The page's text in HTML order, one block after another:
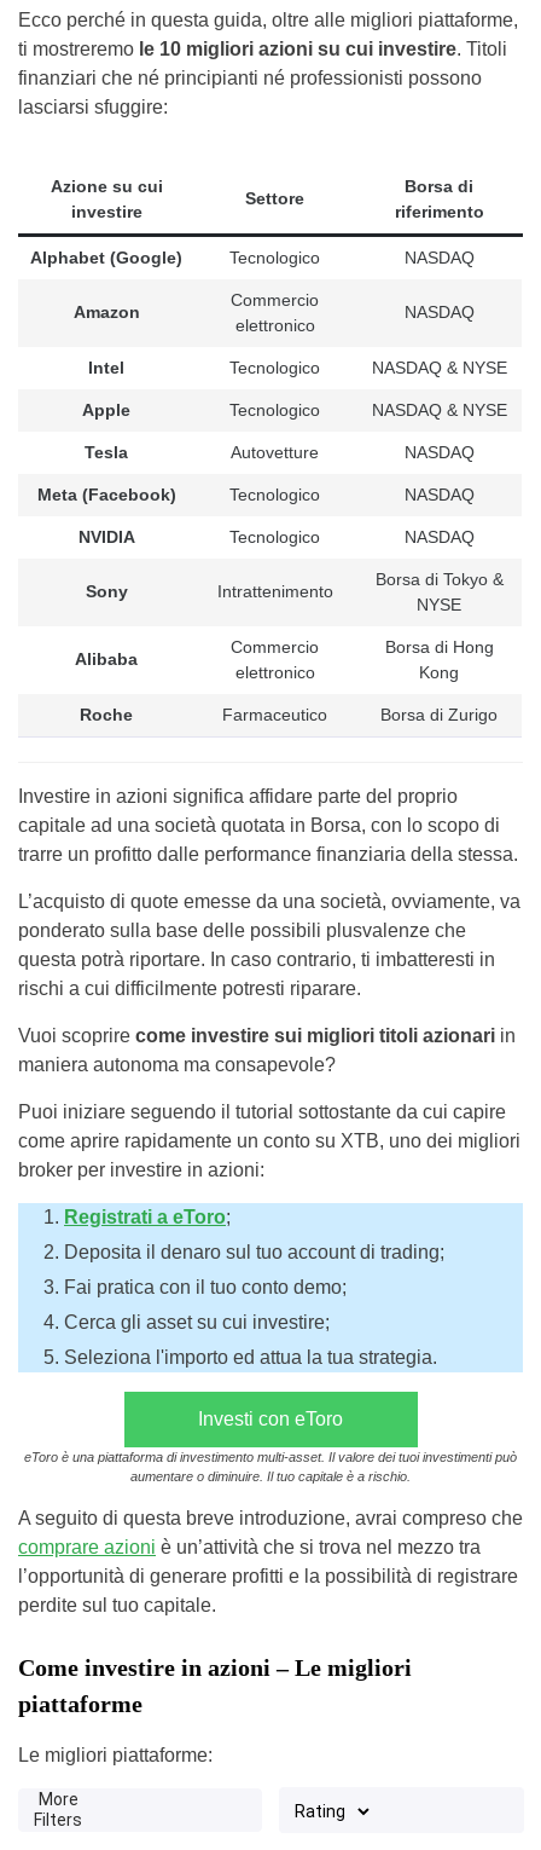
Ecco perché in questa guida, oltre alle migliori piattaforme,
ti mostreremo le 10 migliori azioni su cui investire. Titoli
finanziari che né principianti né professionisti possono
lasciarsi sfuggire:
Azione su cui
investire
Settore
Borsa di
riferimento
Alphabet (Google) Tecnologico NASDAQ
Amazon
Commercio
elettronico
NASDAQ
Intel Tecnologico NASDAQ & NYSE
Apple Tecnologico NASDAQ & NYSE
Tesla Autovetture NASDAQ
Meta (Facebook) Tecnologico NASDAQ
NVIDIA Tecnologico NASDAQ
Sony Intrattenimento
Borsa di Tokyo &
NYSE
Alibaba
Commercio
elettronico
Borsa di Hong
Kong
Roche Farmaceutico Borsa di Zurigo
Investire in azioni significa affidare parte del proprio
capitale ad una società quotata in Borsa, con lo scopo di
trarre un profitto dalle performance finanziaria della stessa.
L’acquisto di quote emesse da una società, ovviamente, va
ponderato sulla base delle possibili plusvalenze che
questa potrà riportare. In caso contrario, ti imbatteresti in
rischi a cui difficilmente potresti riparare.
Vuoi scoprire come investire sui migliori titoli azionari in
maniera autonoma ma consapevole?
Puoi iniziare seguendo il tutorial sottostante da cui capire
come aprire rapidamente un conto su XTB, uno dei migliori
broker per investire in azioni:
Registrati a eToro;
Deposita il denaro sul tuo account di trading;
Fai pratica con il tuo conto demo;
Cerca gli asset su cui investire;
Seleziona l'importo ed attua la tua strategia.
Investi con eToro
eToro è una piattaforma di investimento multi-asset. Il valore dei tuoi investimenti può
aumentare o diminuire. Il tuo capitale è a rischio.
A seguito di questa breve introduzione, avrai compreso che
comprare azioni è un’attività che si trova nel mezzo tra
l’opportunità di generare profitti e la possibilità di registrare
perdite sul tuo capitale.
Come investire in azioni – Le migliori
piattaforme
Le migliori piattaforme:
More
Filters